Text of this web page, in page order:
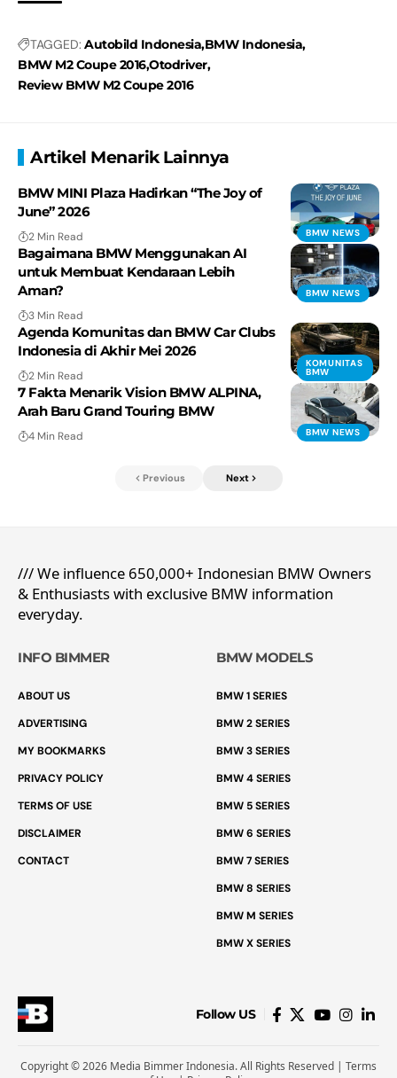
TAGGED: Autobild IndonesiaBMW Indonesia
BMW M2 Coupe 2016Otodriver
Review BMW M2 Coupe 2016
Artikel Menarik Lainnya
BMW NEWS
BMW MINI Plaza Hadirkan “The Joy of
June” 2026
2 Min Read
BMW NEWS
Bagaimana BMW Menggunakan AI
untuk Membuat Kendaraan Lebih
Aman?
3 Min Read
KOMUNITAS
BMW
Agenda Komunitas dan BMW Car Clubs
Indonesia di Akhir Mei 2026
2 Min Read
BMW NEWS
7 Fakta Menarik Vision BMW ALPINA,
Arah Baru Grand Touring BMW
4 Min Read
Previous Next
/// We influence 650,000+ Indonesian BMW Owners
& Enthusiasts with exclusive BMW information
everyday.
INFO BIMMER
ABOUT US
ADVERTISING
MY BOOKMARKS
PRIVACY POLICY
TERMS OF USE
DISCLAIMER
CONTACT
BMW MODELS
BMW 1 SERIES
BMW 2 SERIES
BMW 3 SERIES
BMW 4 SERIES
BMW 5 SERIES
BMW 6 SERIES
BMW 7 SERIES
BMW 8 SERIES
BMW M SERIES
BMW X SERIES
Follow US
Copyright © 2026 Media Bimmer Indonesia. All Rights Reserved | Terms